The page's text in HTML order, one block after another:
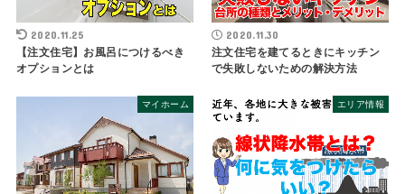
2020.11.25
【注文住宅】お風呂につけるべき
オプションとは
2020.11.30
注文住宅を建てるときにキッチン
で失敗しないための解決方法
マイホーム エリア情報